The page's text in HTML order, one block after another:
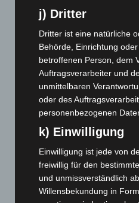
Januar 2025
Dezember 2024(89)
November 2024 (94)
Oktober 2024(93)
September 2024 (112)
August 2024(107)
Juli 2024 (89)
Juni 2024(107)
Mai 2024(149)
April 2024(102)
j) Dritter
Dritter ist eine natürliche
Behörde, Einrichtung
betroffenen Person, dem
Auftragsverarbeiter und
unmittelbaren
oder des
personenbezogenen
k) Einwilligung
Einwilligung ist jede von
freiwillig für den
und unmissverständlich
Willensbekundung in